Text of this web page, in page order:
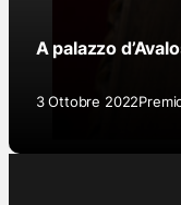
A palazzo
3 Ottobre 2022